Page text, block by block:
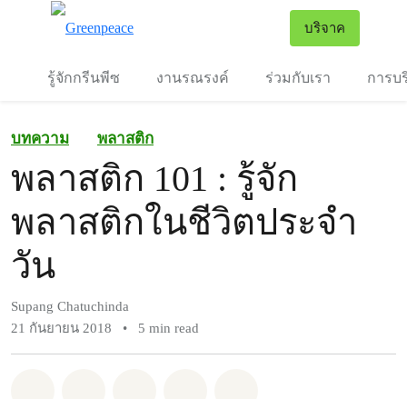
บริจาค
รู้จักกรีนพีซ งานรณรงค์ ร่วมกับเรา การบ
บทความ พลาสติก
พลาสติก 101 : รู้จัก
พลาสติกในชีวิตประจำ
วัน
Supang Chatuchinda
21 กันยายน 2018
• 5 min read